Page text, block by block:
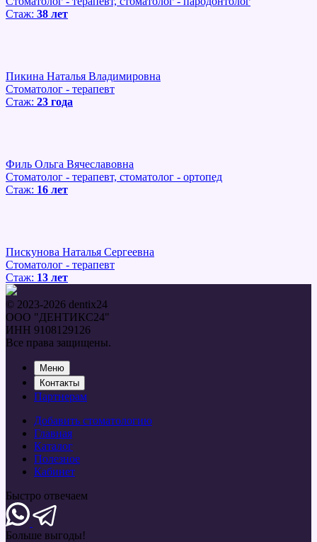
Стаж: 38 лет
Пикина Наталья Владимировна
Стоматолог - терапевт
Стаж: 23 года
Филь Ольга Вячеславовна
Стоматолог - терапевт, стоматолог - ортопед
Стаж: 16 лет
Пискунова Наталья Сергеевна
Стоматолог - терапевт
Стаж: 13 лет
© 2023-2026 dentix24
ООО "ДЕНТИКС24"
ИНН 9108129126
Все права защищены.
Меню
Контакты
Партнерам
Добавить стоматологию
Главная
Каталог
Полезное
Кабинет
Быстро отвечаем
Больше выгоды!